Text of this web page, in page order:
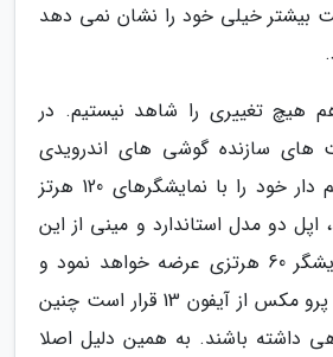
بیشتر خیلی خود را نشان نمی دهد
هیچ تغییری را شاهد نیستیم. در
های سازنده گوشی های اندرویدی
محصولات سری پرچم دار خود را با نمایشگرهای 120 هرتز
اپل دو مدل استاندارد و مینی از این
سری را با همان نمایشگر 60 هرتزی عرضه خواهد نمود و
فقط مدل های پرو و پرو مکس از آیفون 13 قرار است چنین
داشته باشند. به همین دلیل اصلا